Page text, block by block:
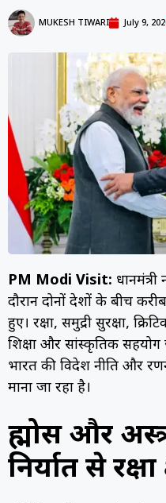
MUKESH TIWARI July 9,
PM Modi Visit:
दौरान दोनों देशों के बीच
हुए। रक्षा, समुद्री सुरक्षा,
शिक्षा और सांस्कृतिक सहयोग
भारत की विदेश नीति और
माना जा रहा है।
ब्रह्मोस और
निर्यात से